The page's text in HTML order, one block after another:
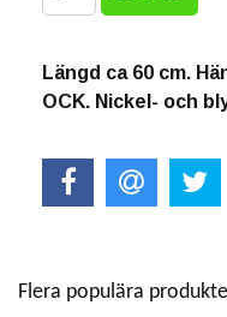
Längd ca 60 cm.
OCK. Nickel- och
Flera populära